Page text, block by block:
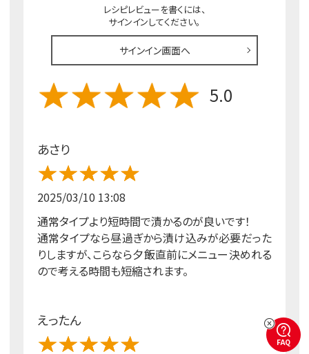
レシピレビューを書くには、
サインインしてください。
サインイン画面へ
5.0
あさり
2025/03/10 13:08
通常タイプより短時間で漬かるのが良いです！
通常タイプなら昼過ぎから漬け込みが必要だった
りしますが、こらなら夕飯直前にメニュー決めれる
ので考える時間も短縮されます。
えったん
FAQ